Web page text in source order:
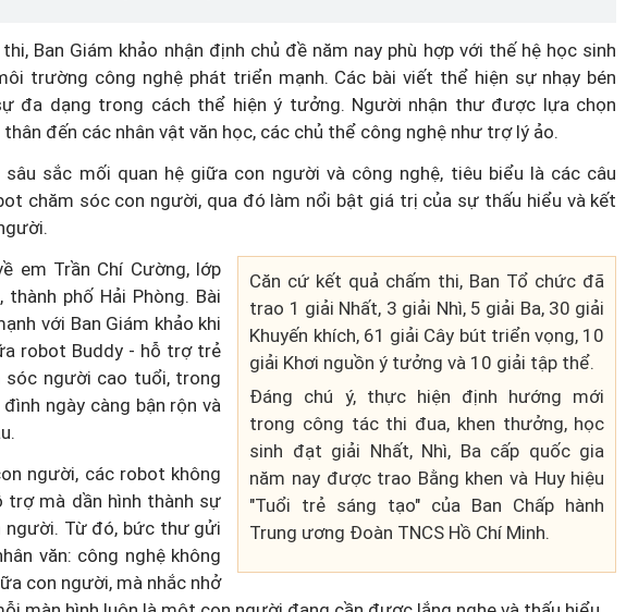
Ban Giám khảo nhận định chủ đề năm nay phù hợp với thế hệ học sinh
trường công nghệ phát triển mạnh. Các bài viết thể hiện sự nhạy bén
đa dạng trong cách thể hiện ý tưởng. Người nhận thư được lựa chọn
đến các nhân vật văn học, các chủ thể công nghệ như trợ lý ảo.
sắc mối quan hệ giữa con người và công nghệ, tiêu biểu là các câu
chăm sóc con người, qua đó làm nổi bật giá trị của sự thấu hiểu và kết
Căn cứ kết quả chấm thi, Ban Tổ chức đã
trao 1 giải Nhất, 3 giải Nhì, 5 giải Ba, 30 giải
Khuyến khích, 61 giải Cây bút triển vọng, 10
giải Khơi nguồn ý tưởng và 10 giải tập thể.
Đáng chú ý, thực hiện định hướng mới
trong công tác thi đua, khen thưởng, học
sinh đạt giải Nhất, Nhì, Ba cấp quốc gia
năm nay được trao Bằng khen và Huy hiệu
"Tuổi trẻ sáng tạo" của Ban Chấp hành
Trung ương Đoàn TNCS Hồ Chí Minh.
em Trần Chí Cường, lớp
thành phố Hải Phòng. Bài
với Ban Giám khảo khi
robot Buddy - hỗ trợ trẻ
người cao tuổi, trong
ngày càng bận rộn và
người, các robot không
trợ mà dần hình thành sự
người. Từ đó, bức thư gửi
văn: công nghệ không
con người, mà nhắc nhở